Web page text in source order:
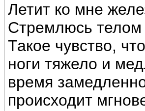
Летит ко мне
Стремлюсь телом
Такое чувство,
ноги тяжело и
время
происходит